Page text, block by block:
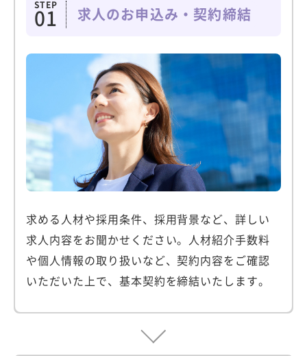
STEP
01 求人のお申込み・契約締結
求める人材や採用条件、採用背景など、詳しい
求人内容をお聞かせください。人材紹介手数料
や個人情報の取り扱いなど、契約内容をご確認
いただいた上で、基本契約を締結いたします。